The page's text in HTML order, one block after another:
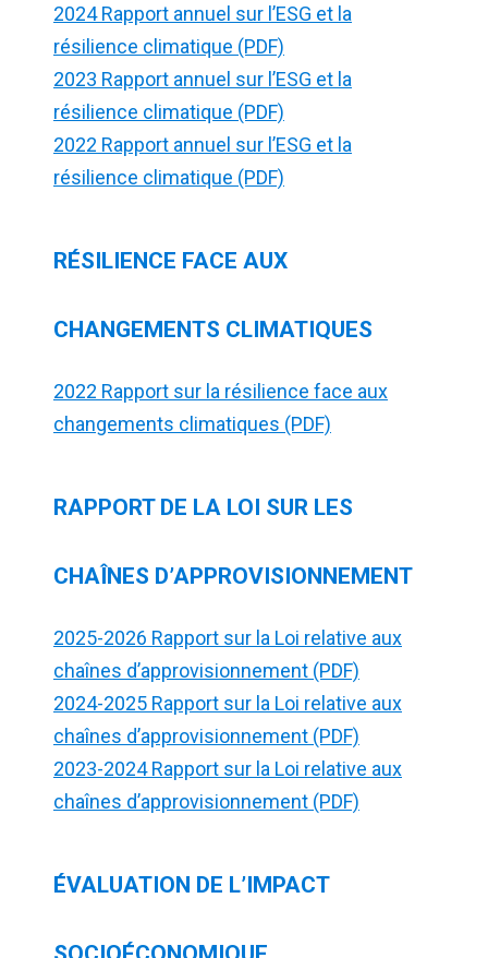
2024 Rapport annuel sur l’ESG et la
résilience climatique (PDF)
2023 Rapport annuel sur l’ESG et la
résilience climatique (PDF)
2022 Rapport annuel sur l’ESG et la
résilience climatique (PDF)
RÉSILIENCE FACE AUX
CHANGEMENTS CLIMATIQUES
2022 Rapport sur la résilience face aux
changements climatiques (PDF)
RAPPORT DE LA LOI SUR LES
CHAÎNES D’APPROVISIONNEMENT
2025-2026 Rapport sur la Loi relative aux
chaînes d’approvisionnement (PDF)
2024-2025 Rapport sur la Loi relative aux
chaînes d’approvisionnement (PDF)
2023-2024 Rapport sur la Loi relative aux
chaînes d’approvisionnement (PDF)
ÉVALUATION DE L’IMPACT